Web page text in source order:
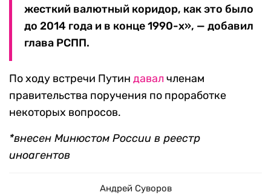
жесткий валютный коридор, как это было
до 2014 года и в конце 1990-х», — добавил
глава РСПП.
По ходу встречи Путин давал членам
правительства поручения по проработке
некоторых вопросов.
*внесен Минюстом России в реестр
иноагентов
Андрей Суворов